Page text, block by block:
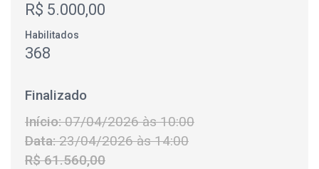
R$ 5.000,00
Habilitados
368
Finalizado
Início:07/04/2026 às 10:00
Data:23/04/2026 às 14:00
R$ 61.560,00